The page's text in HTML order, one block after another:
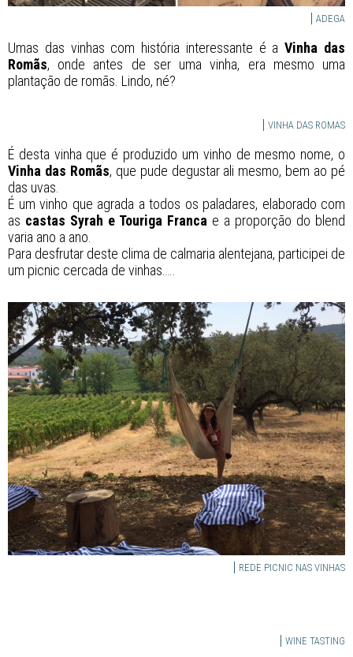
ADEGA
Umas das vinhas com história interessante é aVinha das
Romãs, onde antes de ser uma vinha, era mesmo uma
plantação de romãs. Lindo, né?
VINHA DAS ROMAS
É desta vinha que é produzido um vinho de mesmo nome, o
Vinha das Romãs, que pude degustar ali mesmo, bem ao pé
das uvas.
É um vinho que agrada a todos os paladares, elaborado com
as castas Syrah e Touriga Franca e a proporção do blend
varia ano a ano.
Para desfrutar deste clima de calmaria alentejana, participei de
um picnic cercada de vinhas…..
REDE PICNIC NAS VINHAS
WINE TASTING